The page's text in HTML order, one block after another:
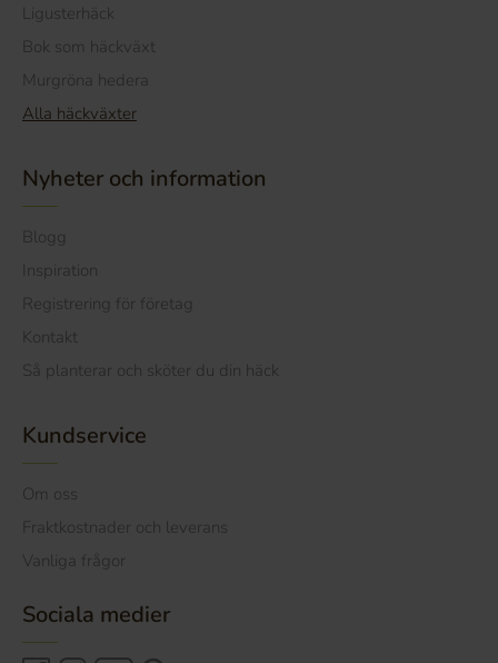
Ligusterhäck
Bok som häckväxt
Murgröna hedera
Alla häckväxter
Nyheter och information
Blogg
Inspiration
Registrering för företag
Kontakt
Så planterar och sköter du din häck
Kundservice
Om oss
Fraktkostnader och leverans
Vanliga frågor
Sociala medier